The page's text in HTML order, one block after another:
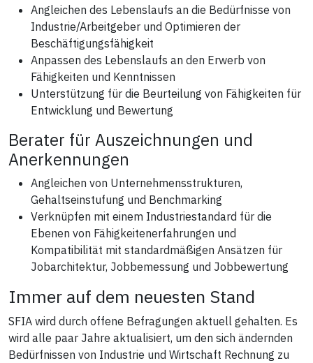
Angleichen des Lebenslaufs an die Bedürfnisse von
Industrie/Arbeitgeber und Optimieren der
Beschäftigungsfähigkeit
Anpassen des Lebenslaufs an den Erwerb von
Fähigkeiten und Kenntnissen
Unterstützung für die Beurteilung von Fähigkeiten für
Entwicklung und Bewertung
Berater für Auszeichnungen und
Anerkennungen
Angleichen von Unternehmensstrukturen,
Gehaltseinstufung und Benchmarking
Verknüpfen mit einem Industriestandard für die
Ebenen von Fähigkeitenerfahrungen und
Kompatibilität mit standardmäßigen Ansätzen für
Jobarchitektur, Jobbemessung und Jobbewertung
Immer auf dem neuesten Stand
SFIA wird durch offene Befragungen aktuell gehalten. Es
wird alle paar Jahre aktualisiert, um den sich ändernden
Bedürfnissen von Industrie und Wirtschaft Rechnung zu